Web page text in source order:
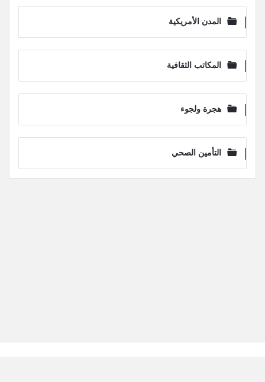
المدن الأمريكية
المكاتب الثقافية
هجرة ولجوء
التأمين الصحي